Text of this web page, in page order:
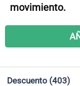
movimiento.
Descuento (403)